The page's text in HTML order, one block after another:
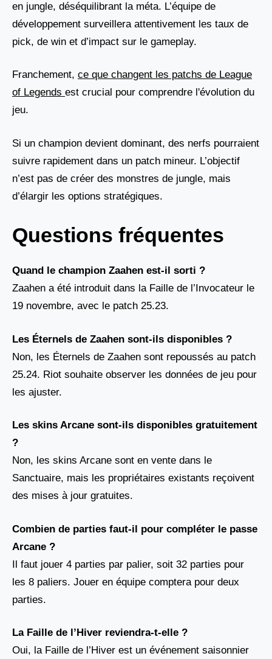
en jungle, déséquilibrant la méta. L’équipe de
développement surveillera attentivement les taux de
pick, de win et d’impact sur le gameplay.
Franchement, ce que changent les patchs de League
of Legends est crucial pour comprendre l'évolution du
jeu.
Si un champion devient dominant, des nerfs pourraient
suivre rapidement dans un patch mineur. L’objectif
n’est pas de créer des monstres de jungle, mais
d’élargir les options stratégiques.
Questions fréquentes
Quand le champion Zaahen est-il sorti ?
Zaahen a été introduit dans la Faille de l’Invocateur le
19 novembre, avec le patch 25.23.
Les Éternels de Zaahen sont-ils disponibles ?
Non, les Éternels de Zaahen sont repoussés au patch
25.24. Riot souhaite observer les données de jeu pour
les ajuster.
Les skins Arcane sont-ils disponibles gratuitement
?
Non, les skins Arcane sont en vente dans le
Sanctuaire, mais les propriétaires existants reçoivent
des mises à jour gratuites.
Combien de parties faut-il pour compléter le passe
Arcane ?
Il faut jouer 4 parties par palier, soit 32 parties pour
les 8 paliers. Jouer en équipe comptera pour deux
parties.
La Faille de l’Hiver reviendra-t-elle ?
Oui, la Faille de l’Hiver est un événement saisonnier